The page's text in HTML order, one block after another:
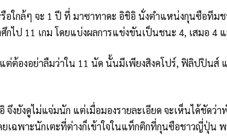
อใกล้ๆ จะ 1 ปี ที่ มาซาทาดะ อิชิอิ นั่งตำแหน่งกุนซือทีม
ไป 11 เกม โดยแบ่งผลการแข่งขันเป็นชนะ 4, เสมอ 4
ต่ต้องอย่าลืมว่าใน 11 นัด นั้นมีเพียงสิงคโปร์, ฟิลิปปินส์
จึงยังดูไม่แจ่มนัก แต่เมื่อมองรายละเอียด จะเห็นได้ชัดว่
ยเฉพาะนักเตะที่ต่างก็เข้าใจในแท็กติกที่กุนซือชาวญี่ปุ่น